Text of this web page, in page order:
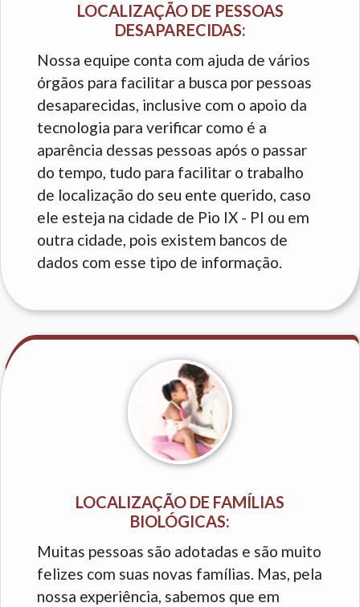
LOCALIZAÇÃO DE PESSOAS
DESAPARECIDAS:
Nossa equipe conta com ajuda de vários
órgãos para facilitar a busca por pessoas
desaparecidas, inclusive com o apoio da
tecnologia para verificar como é a
aparência dessas pessoas após o passar
do tempo, tudo para facilitar o trabalho
de localização do seu ente querido, caso
ele esteja na cidade de Pio IX - PI ou em
outra cidade, pois existem bancos de
dados com esse tipo de informação.
LOCALIZAÇÃO DE FAMÍLIAS
BIOLÓGICAS:
Muitas pessoas são adotadas e são muito
felizes com suas novas famílias. Mas, pela
nossa experiência, sabemos que em